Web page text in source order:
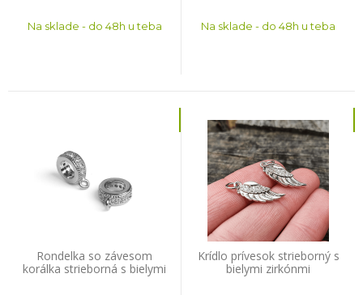
Na sklade - do 48h u teba Na sklade - do 48h u teba
Rondelka so závesom
korálka strieborná s bielymi
Krídlo prívesok strieborný s
bielymi zirkónmi